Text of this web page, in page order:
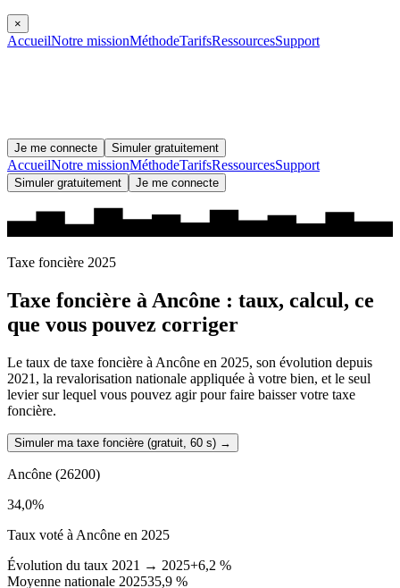
×
AccueilNotre missionMéthodeTarifsRessourcesSupport
Je me connecte Simuler gratuitement
AccueilNotre missionMéthodeTarifsRessourcesSupport
Simuler gratuitement Je me connecte
Taxe foncière 2025
Taxe foncière àAncône : taux, calcul, ce
que vous pouvez corriger
Le taux de taxe foncière à Ancône en 2025, son évolution depuis
2021, la revalorisation nationale appliquée à votre bien, et le seul
levier sur lequel vous pouvez agir pour faire baisser votre taxe
foncière.
Simuler ma taxe foncière (gratuit, 60 s) →
Ancône (26200)
34,0%
Taux voté à Ancône en 2025
Évolution du taux 2021 → 2025+6,2 %
Moyenne nationale 202535,9 %